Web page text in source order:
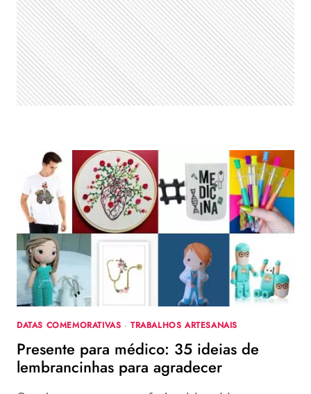
22:
COMO
FAZER
COM
PASSO
A
PASSO
DATAS COMEMORATIVAS ·TRABALHOS ARTESANAIS
Presente para médico: 35 ideias de
lembrancinhas para agradecer